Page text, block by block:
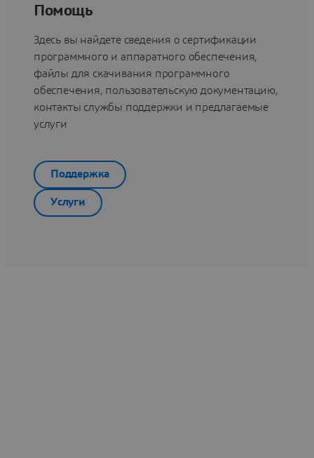
Помощь
Здесь вы найдете сведения о сертификации
программного и аппаратного обеспечения,
файлы для скачивания программного
обеспечения, пользовательскую документацию,
контакты службы поддержки и предлагаемые
услуги
Поддержка
Услуги